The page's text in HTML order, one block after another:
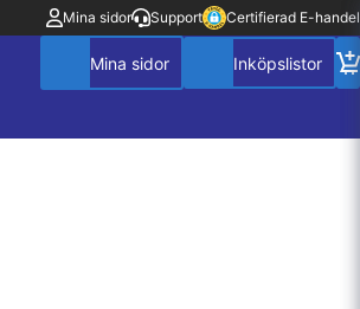
Mina sidor Support Certifierad E-handel